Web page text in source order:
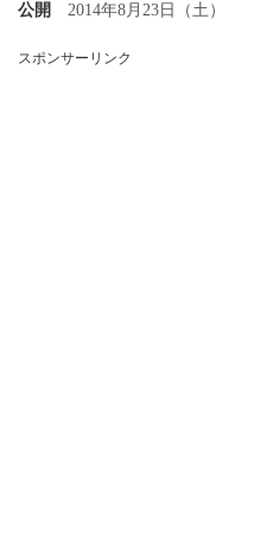
公開 2014年8月23日（土）
スポンサーリンク